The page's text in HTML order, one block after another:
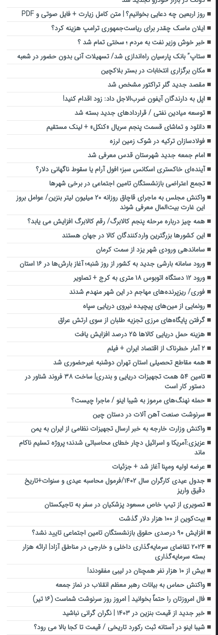
روز اربعین چه دعایی بخوانیم؟ | متن کامل زیارت + فایل صوتی و PDF
ایلان ماسک چقدر برای ریاست‌جمهوری ترامپ هزینه کرد؟
خبر خوش وزیر نفت به مردم ؛ سختی تمام شد ؟
ستاپ” بانک پارسیان راه‌اندازی شد/ تسهیلات آنی بدون حضور در شعبه
مکان برگزاری انتخابات در بستر بلاکچین
مقصد جدید گلر تراکتور مشخص شد
اپل به دارندگان آیفون ضرب‌الاجل داد: زود اقدام کنید!
توسعه میادین نفتی / قراردادهای جدید بسته شد
دانلود و تماشای قسمت پنجم سریال «کنکل» + لینک مستقیم
فولادسازان ترکیه در شوک زمین‌ لرزه
امام جمعه جدید شهرستان قدس معرفی شد
آینده‌ای خاکستری اسکانس سبز؛ افول آرام یا سقوط ناگهانی دلار؟
تجمع اعتراضی بازنشستگان تامین اجتماعی در برخی شهر‌ها
واکنش مجلس به ماجرای قاچاق روزانه ۲۰ میلیون لیتر بنزین/ عوامل بروز
این غارت بیت‌المال معرفی شوند
همه چیز درباره مرحله پنجم کالابرگ/ رقم کالابرگ افزایش می یابد؟
این کشورها بزرگترین واردکنندگان کالا در جهان هستند
ساماندهی ورودی شهر یزد از سمت کرمان
ورود سامانه بارشی ‌جدید به کشور از روز شنبه؛ آغاز بارش‌ها در ۱۶ استان
ورود ۱۲ دستگاه اتوبوس ۱۸ متری به کرج + تصاویر
فوری/ ریزپرنده‌های مهاجم در این شهر منهدم شدند
رونمایی از مین‌های پیچیده‌ نیروی دریایی سپاه
گرفتن پایگاه‌های مرزی تجزیه طلبان از سوی ارتش عراق
هزینه حمل دریایی کالاها ۲۵ درصد افزایش یافت
۲ آمار خطرناک از اقتصاد ایران + فیلم
همه مقاطع تحصیلی استان تهران دوشنبه غیرحضوری شد
تامین ۵۴ همت تجهیزات دریایی و بندری| ساخت ۳۸ فروند شناور در
دستور کار است
حمله نهنگ‌های مرموز به شیبا اینو / ماجرا چیست؟
سرنوشت صنعت آهن آلات در دستان چین
واکنش وزارت خارجه به خبر ارسال تجهیزات نظامی از ایران به یمن
عزیزی:آمریکا و اسرائیل دچار خطای محاسباتی شدند؛ پروژه تسلیم ناکام
ماند
عرضه اولیه ومپنا آغاز شد + جزئیات
جدول عیدی کارگران سال ۱۴۰۲/فرمول محاسبه عیدی و سنوات+تاریخ
دقیق واریز
تصویری از تیپ خاص مسعود پزشکیان در سفر به تاجیکستان
بیت‌کوین از ۱۰۰ هزار دلار گذشت
افزایش ۹۰ درصدی حقوق بازنشستگان تامین اجتماعی تایید نشد؟
۲۰۲۴ تقاضای سرمایه‌گذاری داخلی و خارجی در مناطق آزاد| ارائه هزار
بسته سرمایه‌گذاری
بیش از ۱۰ هزار نفر همچنان در لیبی مفقودند!
واکنش حماس به بیانات رهبر معظم انقلاب در نماز جمعه
فال امروزتان را حتماً بخوانید | امروز روز سرنوشت شماست (۱۶ تیر)
خبر جدید از قیمت بنزین در ۱۴۰۳ | نگران گرانی نباشید
شیبا اینو در آستانه ثبت رکورد تاریخی / قیمت تا کجا بالا می رود؟